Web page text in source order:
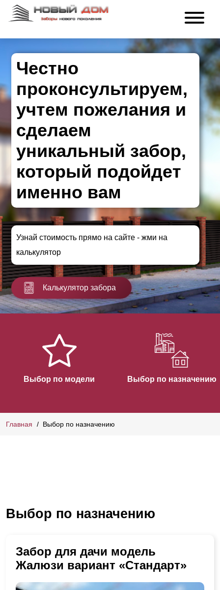
Честно
проконсультируем,
учтем пожелания и
сделаем
уникальный забор,
который подойдет
именно вам
Узнай стоимость прямо на сайте - жми на
калькулятор
Калькулятор забора
Выбор по модели Выбор по назначению
Главная Выбор по назначению
Выбор по назначению
Забор для дачи модель
Жалюзи вариант «Стандарт»